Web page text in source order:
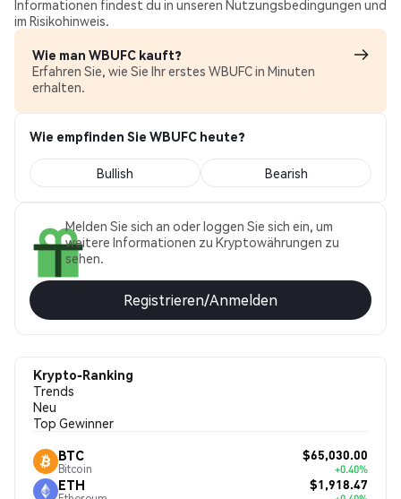
Informationen findest du in unseren Nutzungsbedingungen und
im Risikohinweis.
Wie man WBUFC kauft?
Erfahren Sie, wie Sie Ihr erstes WBUFC in Minuten
erhalten.
Wie empfinden Sie WBUFC heute?
Bullish Bearish
Melden Sie sich an oder loggen Sie sich ein, um
weitere Informationen zu Kryptowährungen zu
sehen.
Registrieren/Anmelden
Krypto-Ranking
Trends
Neu
Top Gewinner
BTC
Bitcoin
$65,030.00
+0.40%
ETH $1,918.47